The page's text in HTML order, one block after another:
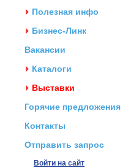
Полезная инфо
Бизнес-Линк
Вакансии
Каталоги
Выставки
Горячие предложения
Контакты
Отправить запрос
Войти на сайт